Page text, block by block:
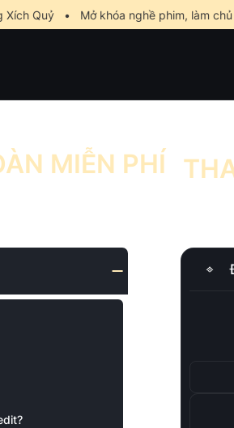
Quỷ Mở khóa nghề phim, làm chủ
MIỄN PHÍ